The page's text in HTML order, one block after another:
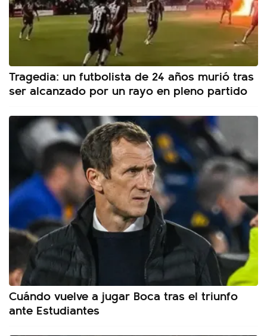
Tragedia: un futbolista de 24 años murió tras
ser alcanzado por un rayo en pleno partido
Cuándo vuelve a jugar Boca tras el triunfo
ante Estudiantes